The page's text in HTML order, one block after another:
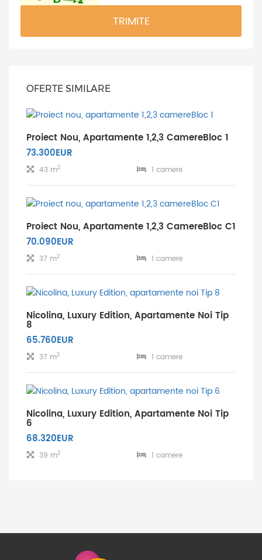
TRIMITE
OFERTE SIMILARE
Proiect Nou, Apartamente 1,2,3 CamereBloc 1
73.300EUR
43 m2 1 camere
Proiect Nou, Apartamente 1,2,3 CamereBloc C1
70.090EUR
37 m2 1 camere
Nicolina, Luxury Edition, Apartamente Noi Tip
8
65.760EUR
37 m2 1 camere
Nicolina, Luxury Edition, Apartamente Noi Tip
6
68.320EUR
39 m2 1 camere